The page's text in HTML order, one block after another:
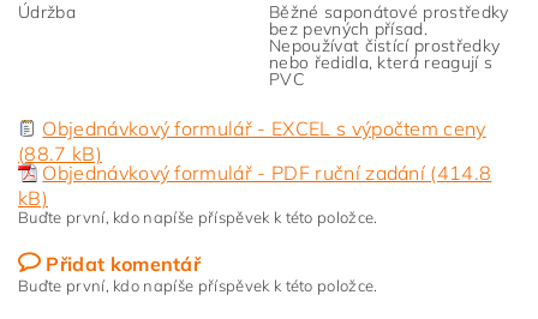
Údržba
Běžné saponátové prostředky
bez pevných přísad.
Nepoužívat čistící prostředky
nebo ředidla, která reagují s
PVC
Objednávkový formulář - EXCEL s výpočtem ceny
(88.7 kB)
Objednávkový formulář - PDF ruční zadání (414.8
kB)
Buďte první, kdo napíše příspěvek k této položce.
Přidat komentář
Buďte první, kdo napíše příspěvek k této položce.